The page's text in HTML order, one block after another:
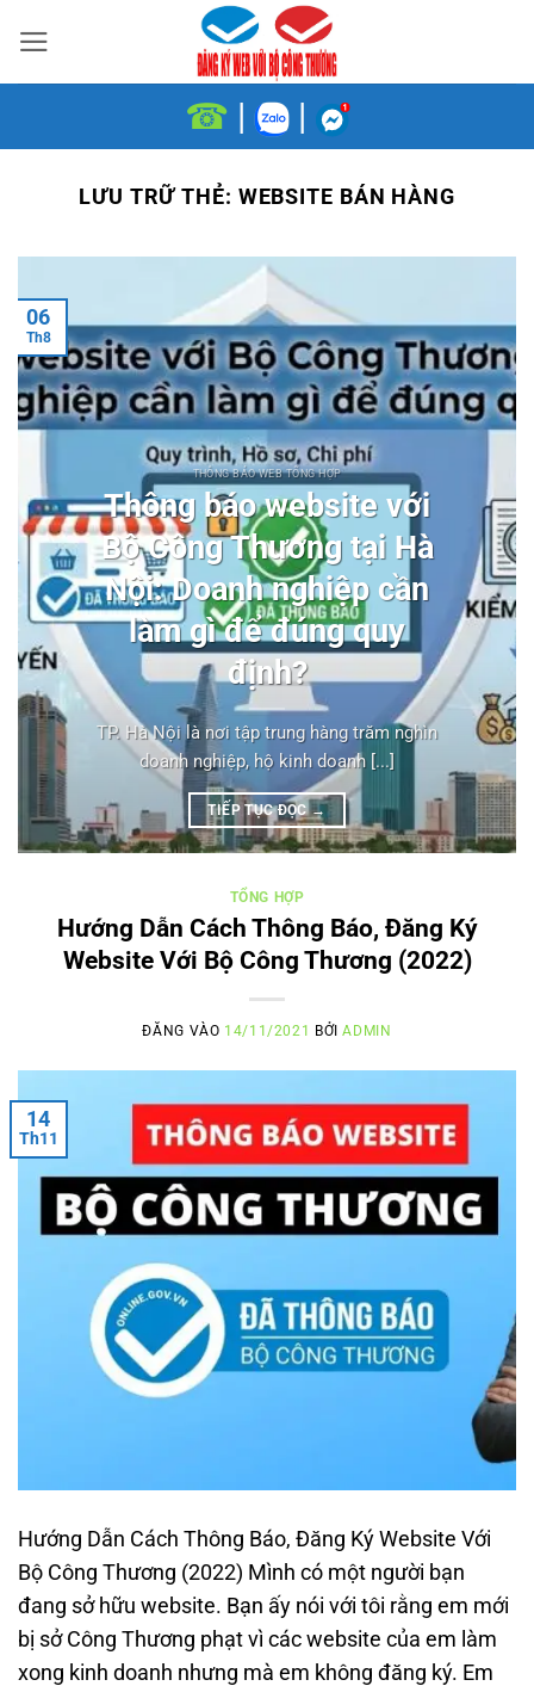
qua
nội
☎ | |
LƯU TRỮ THẺ: WEBSITE BÁN HÀNG
THÔNG BÁO WEB TỔNG HỢP
Thông báo website với
Bộ Công Thương tại Hà
Nội: Doanh nghiệp cần
làm gì để đúng quy
định?
TP. Hà Nội là nơi tập trung hàng trăm nghìn
doanh nghiệp, hộ kinh doanh [...]
TIẾP TỤC ĐỌC →
06
Th8
TỔNG HỢP
Hướng Dẫn Cách Thông Báo, Đăng Ký
Website Với Bộ Công Thương (2022)
ĐĂNG VÀO 14/11/2021 BỞIADMIN
14
Th11
Hướng Dẫn Cách Thông Báo, Đăng Ký Website Với
Bộ Công Thương (2022) Mình có một người bạn
đang sở hữu website. Bạn ấy nói với tôi rằng em mới
bị sở Công Thương phạt vì các website của em làm
xong kinh doanh nhưng mà em không đăng ký. Em